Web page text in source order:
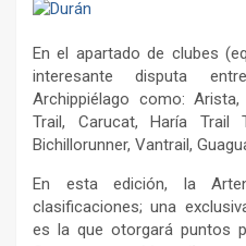
En el apartado de clubes
interesante disputa
Archippiélago como:
Trail, Carucat, Haría Trail
Bichillorunner, Vantrail,
En esta edición, la
clasificaciones; una
es la que otorgará puntos